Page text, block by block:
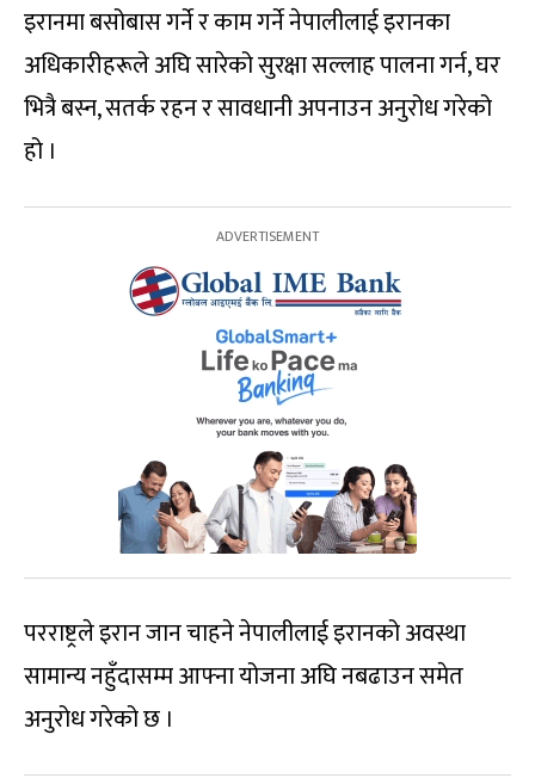
इरानमा बसोबास गर्ने र काम गर्ने नेपालीलाई इरानका
अधिकारीहरूले अघि सारेको सुरक्षा सल्लाह पालना गर्न, घर
भित्रै बस्न, सतर्क रहन र सावधानी अपनाउन अनुरोध गरेको
हो ।
परराष्ट्रले इरान जान चाहने नेपालीलाई इरानको अवस्था
सामान्य नहुँदासम्म आफ्ना योजना अघि नबढाउन समेत
अनुरोध गरेको छ ।